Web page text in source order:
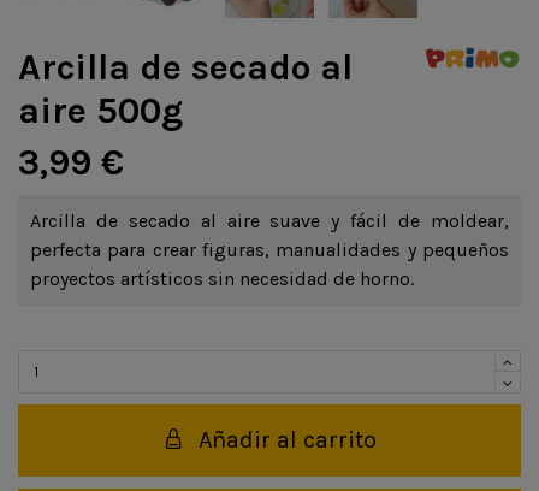
Arcilla de secado al
aire 500g
3,99 €
Arcilla de secado al aire suave y fácil de moldear,
perfecta para crear figuras, manualidades y pequeños
proyectos artísticos sin necesidad de horno.
Añadir al carrito